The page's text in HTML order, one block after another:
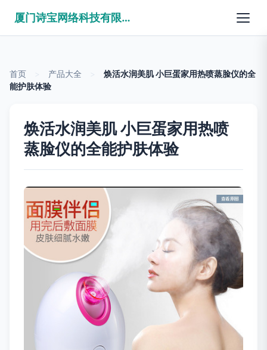
厦门诗宝网络科技有限公司
首页 产品大全
焕活水润美肌 小巨蛋家用热喷蒸脸仪的全
能护肤体验
焕活水润美肌 小巨蛋家用热喷
蒸脸仪的全能护肤体验